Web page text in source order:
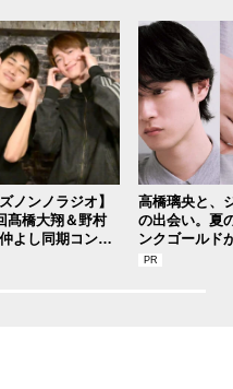
ノンノラジオ】
髙橋大翔＆野村
よし同期コンビ
高橋璃央と、
の出会い。夏
ンクゴールド
SUMMER